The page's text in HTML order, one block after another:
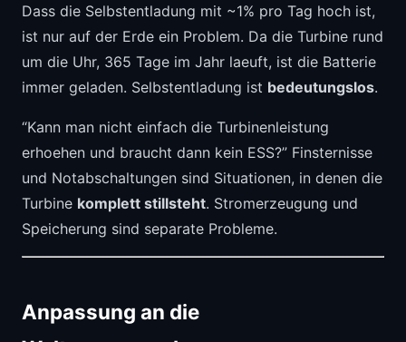
Dass die Selbstentladung mit ~1% pro Tag hoch ist,
ist nur auf der Erde ein Problem. Da die Turbine rund
um die Uhr, 365 Tage im Jahr laeuft, ist die Batterie
immer geladen. Selbstentladung ist bedeutungslos.
“Kann man nicht einfach die Turbinenleistung
erhoehen und braucht dann kein ESS?” Finsternisse
und Notabschaltungen sind Situationen, in denen die
Turbine komplett stillsteht. Stromerzeugung und
Speicherung sind separate Probleme.
Anpassung an die